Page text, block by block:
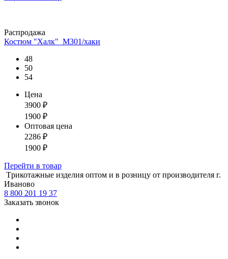
Распродажа
Костюм "Халк"_М301/хаки
48
50
54
Цена
3900 ₽
1900 ₽
Оптовая цена
2286 ₽
1900 ₽
Перейти в товар
Tрикотажные изделия оптом и в розницу от производителя г.
Иваново
8 800 201 19 37
Заказать звонок